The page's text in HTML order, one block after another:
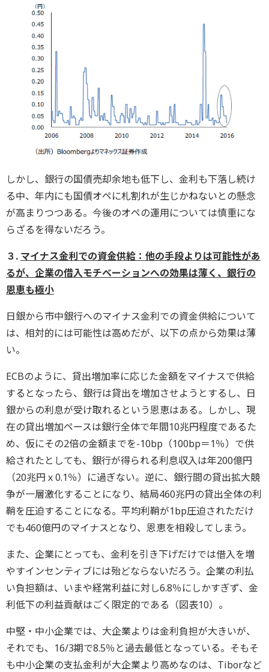
しかし、銀行の国債売却余地も低下し、金利も下落し続け
る中、年内にも国債オペに札割れが生じかねないとの懸念
が高まりつつある。今後のオペの運用については慎重にな
らざるを得ないだろう。
３. マイナス金利での資金供給：他の手段よりは可能性があ
るが、企業の借入モチベーションへの効果は薄く、銀行の
恩恵も極小
日銀から市中銀行へのマイナス金利での資金供給について
は、相対的には可能性は高めだが、以下の点から効果は薄
い。
ECBのように、貸出増加率に応じた金額をマイナスで供給
するとなったら、銀行は貸出を増加させようとするし、日
銀からの利息が受け取れるという恩恵はある。しかし、現
在の貸出増加ペースは銀行全体で年間10兆円程度であるた
め、仮にその2倍の金額までを-10bp（100bp＝1％）で供
給されたとしても、銀行が得られる利息収入は年200億円
（20兆円ｘ0.1％）に過ぎない。逆に、銀行間の貸出拡大競
争が一層激化することになり、結局460兆円の貸出全体の利
鞘を圧迫することになる。平均利鞘が1bp圧迫されただけ
でも460億円のマイナスとなり、恩恵を相殺してしまう。
また、企業にとっても、金利を引き下げだけでは借入を増
やすインセンティブには殆どならないだろう。企業の利払
い負担額は、いまや経常利益に対し6.8％にしかすぎず、金
利低下の利益貢献はごく限定的である（図表10）。
中堅・中小企業では、大企業よりは金利負担が大きいが、
それでも、16/3期で8.5％と過去最低となっている。そもそ
も中小企業の支払金利が大企業より高めなのは、Tiborなど